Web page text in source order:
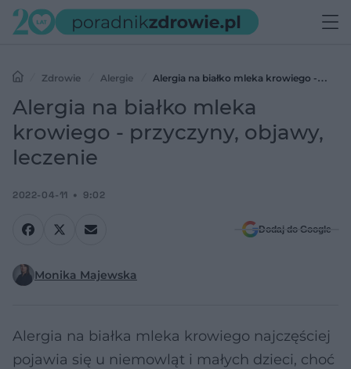
Zdrowie Alergie
Alergia na białko mleka krowiego -
przyczyny, objawy, leczenie
Alergia na białko mleka
krowiego - przyczyny, objawy,
leczenie
2022-04-11 9:02
Dodaj do Google
Monika Majewska
Alergia na białka mleka krowiego najczęściej
pojawia się u niemowląt i małych dzieci, choć